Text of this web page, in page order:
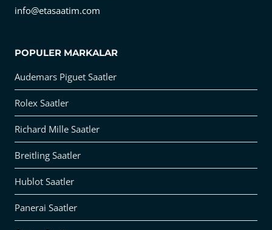
info@etasaatim.com
POPULER MARKALAR
Audemars Piguet Saatler
Rolex Saatler
Richard Mille Saatler
Breitling Saatler
Hublot Saatler
Panerai Saatler